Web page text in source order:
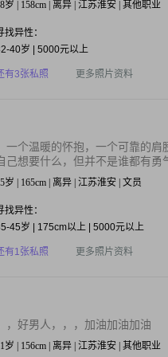
岁 | 158cm | 离异 | 江苏淮安 | 其他职业
找异性：
40岁 | 5000元以上
有3张私照 更多照片资料
一个温暖的怀抱，一个可靠的
己想要什么，但并不是谁都有勇
岁 | 165cm | 离异 | 江苏淮安 | 文员
找异性：
45岁 | 175cm以上 | 5000元以上
有1张私照 更多照片资料
，好男人，，，加油加油加油
岁 | 156cm | 离异 | 江苏淮安 | 其他职业